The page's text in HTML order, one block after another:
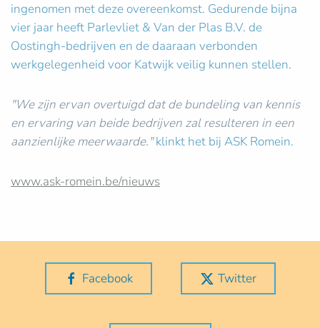
ingenomen met deze overeenkomst. Gedurende bijna
vier jaar heeft Parlevliet & Van der Plas B.V. de
Oostingh-bedrijven en de daaraan verbonden
werkgelegenheid voor Katwijk veilig kunnen stellen.
"We zijn ervan overtuigd dat de bundeling van kennis
en ervaring van beide bedrijven zal resulteren in een
aanzienlijke meerwaarde."klinkt het bij ASK Romein.
www.ask-romein.be/nieuws
Facebook Twitter